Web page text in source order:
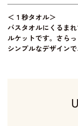
＜１秒タオル＞
バスタオルにくるま
ルケットです。さら
シンプルなデザイン